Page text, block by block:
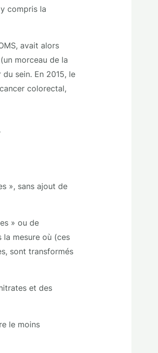
compris la
avait alors
morceau de la
sein. En 2015, le
colorectal,
», sans ajout de
» ou de
mesure où (ces
sont transformés
et des
le moins